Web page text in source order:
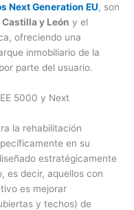
Next Generation EU, son
y León y el
ofreciendo una
inmobiliario de la
parte del usuario.
5000 y Next
la rehabilitación
en su
estratégicamente
es decir, aquellos con
es mejorar
y techos) de